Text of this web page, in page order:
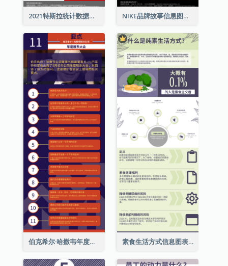
2021特斯拉统计数据和资讯信息图表 NIKE品牌故事信息图表
伯克希尔·哈撒韦年度股东大会的11个要点 素食生活方式信息图表